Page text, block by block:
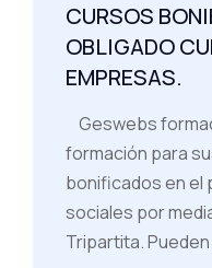
CURSOS
OBLIGADO
EMPRESAS.
Geswebs
formación para
bonificados en el
sociales por
Tripartita.